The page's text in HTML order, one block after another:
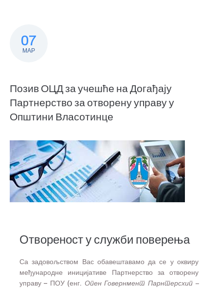
07
МАР
Позив ОЦД за учешће на Догађају
Партнерство за отворену управу у
Општини Власотинце
Отвореност у служби поверења
Са задовољством Вас обавештавамо да се у оквиру
међународне иницијативе Партнерство за отворену
управу – ПОУ (енг. Опен Говернмент Парнтерсхип –